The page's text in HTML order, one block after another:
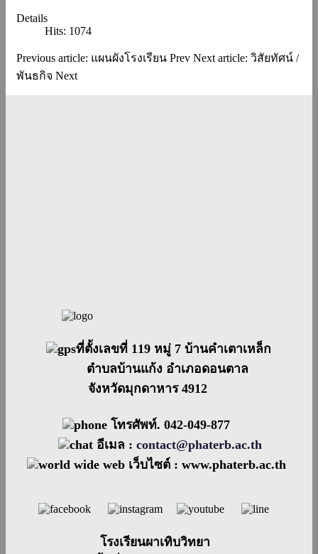
Details
Hits: 1074
Previous article: แผนผังโรงเรียน Prev Next article: วิสัยทัศน์ /
พันธกิจ Next
ที่ตั้งเลขที่ 119 หมู่ 7 บ้านคำเตาเหล็ก
ตำบลบ้านแก้ง อำเภอดอนตาล
จังหวัดมุกดาหาร 4912
โทรศัพท์. 042-049-877
อีเมล : contact@phaterb.ac.th
เว็บไซต์ : www.phaterb.ac.th
โรงเรียนผาเทิบวิทยา